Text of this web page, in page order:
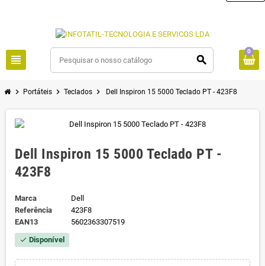
view_headline search
0
chevron_right Portáteis chevron_right Teclados chevron_right Dell Inspiron 15 5000 Teclado PT - 423F8
Dell Inspiron 15 5000 Teclado PT -
423F8
Marca
Dell
Referência
423F8
EAN13
5602363307519
check Disponível